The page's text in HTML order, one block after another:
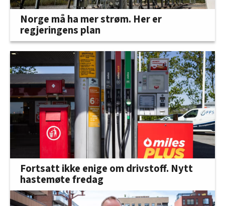
Norge må ha mer strøm. Her er
regjeringens plan
Fortsatt ikke enige om drivstoff. Nytt
hastemøte fredag